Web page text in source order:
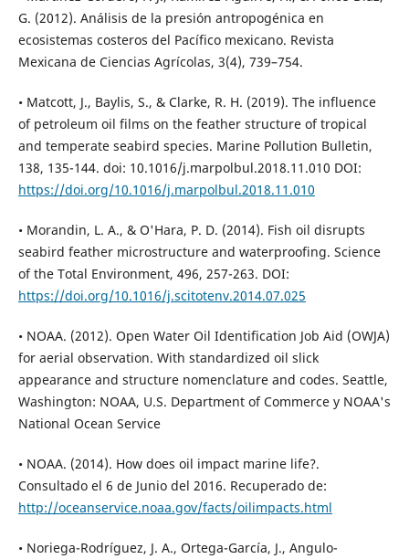
G. (2012). Análisis de la presión antropogénica en
ecosistemas costeros del Pacífico mexicano. Revista
Mexicana de Ciencias Agrícolas, 3(4), 739–754.
• Matcott, J., Baylis, S., & Clarke, R. H. (2019). The influence
of petroleum oil films on the feather structure of tropical
and temperate seabird species. Marine Pollution Bulletin,
138, 135-144. doi: 10.1016/j.marpolbul.2018.11.010 DOI:
https://doi.org/10.1016/j.marpolbul.2018.11.010
• Morandin, L. A., & O'Hara, P. D. (2014). Fish oil disrupts
seabird feather microstructure and waterproofing. Science
of the Total Environment, 496, 257-263. DOI:
https://doi.org/10.1016/j.scitotenv.2014.07.025
• NOAA. (2012). Open Water Oil Identification Job Aid (OWJA)
for aerial observation. With standardized oil slick
appearance and structure nomenclature and codes. Seattle,
Washington: NOAA, U.S. Department of Commerce y NOAA's
National Ocean Service
• NOAA. (2014). How does oil impact marine life?.
Consultado el 6 de Junio del 2016. Recuperado de:
http://oceanservice.noaa.gov/facts/oilimpacts.html
• Noriega-Rodríguez, J. A., Ortega-García, J., Angulo-